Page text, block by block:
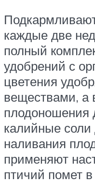
каждые две
полный
удобрений с
цветения
веществами, а
плодоношения
калийные соли
наливания
применяют
птичий помет